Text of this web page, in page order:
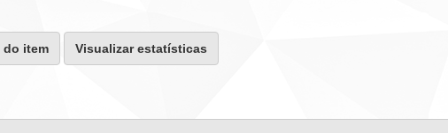
do item Visualizar estatísticas